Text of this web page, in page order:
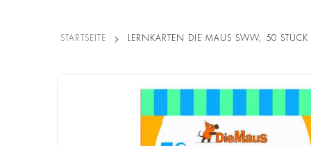
STARTSEITE LERNKARTEN DIE MAUS SWW, 50 STÜCK
Zum